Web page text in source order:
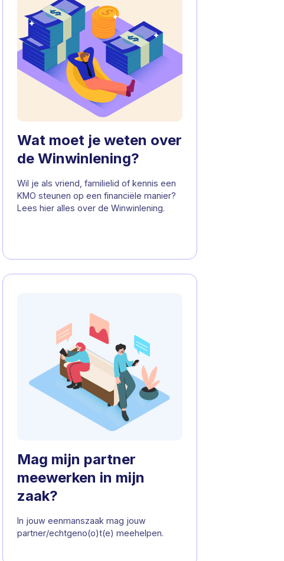
Wat moet je weten over
de Winwinlening?
Wil je als vriend, familielid of kennis een
KMO steunen op een financiële manier?
Lees hier alles over de Winwinlening.
Mag mijn partner
meewerken in mijn
zaak?
In jouw eenmanszaak mag jouw
partner/echtgeno(o)t(e) meehelpen.